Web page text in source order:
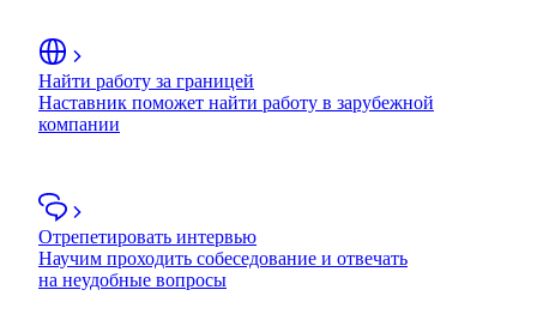
Найти работу за границей
Наставник поможет найти работу в зарубежной
компании
Отрепетировать интервью
Научим проходить собеседование и отвечать
на неудобные вопросы